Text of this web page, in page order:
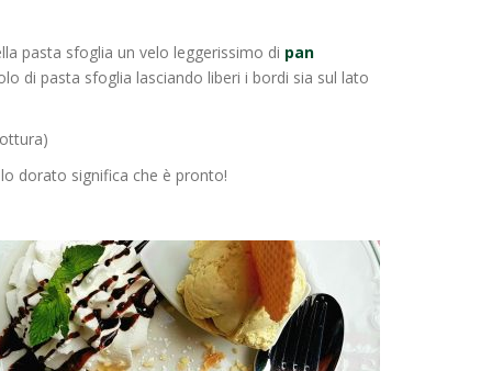
pasta sfoglia un velo leggerissimo di pan
di pasta sfoglia lasciando liberi i bordi sia sul lato
dorato significa che è pronto!